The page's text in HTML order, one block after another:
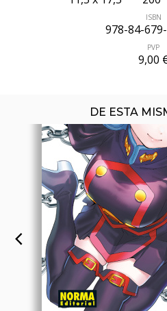
ISBN
978-84-
PVP
9,00
DE ESTA